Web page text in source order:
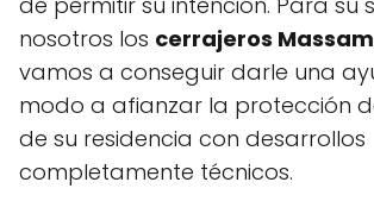
nosotros los cerrajeros
vamos a conseguir darle una
modo a afianzar la protección
de su residencia con desarrollos
completamente técnicos.